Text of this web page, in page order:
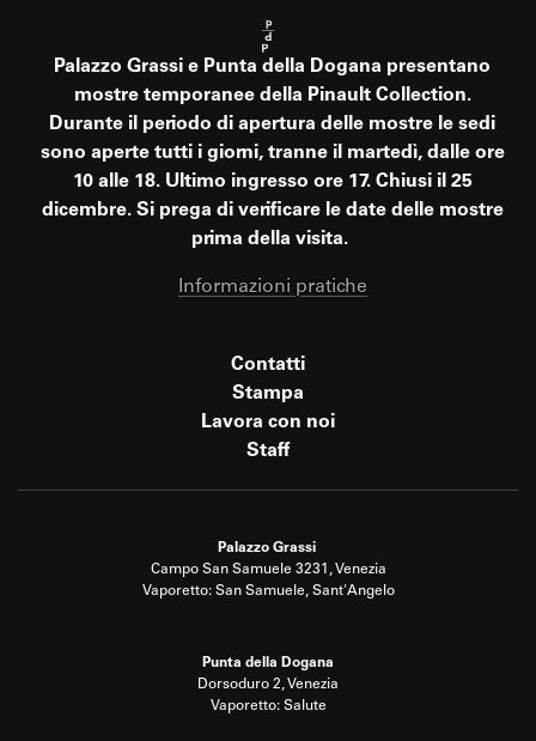
Palazzo Grassi e Punta della Dogana presentano
mostre temporanee della Pinault Collection.
Durante il periodo di apertura delle mostre le sedi
sono aperte tutti i giorni, tranne il martedì, dalle ore
10 alle 18. Ultimo ingresso ore 17. Chiusi il 25
dicembre. Si prega di verificare le date delle mostre
prima della visita.
Informazioni pratiche
Contatti
Stampa
Lavora con noi
Staff
Palazzo Grassi
Campo San Samuele 3231, Venezia
Vaporetto: San Samuele, Sant'Angelo
Punta della Dogana
Dorsoduro 2, Venezia
Vaporetto: Salute